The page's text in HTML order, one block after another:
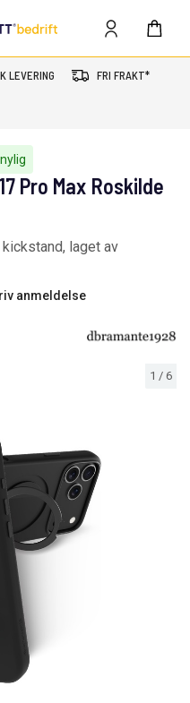
LEVERING FRI FRAKT*
1 / 6
Pro Max Roskilde
laget av
anmeldelse